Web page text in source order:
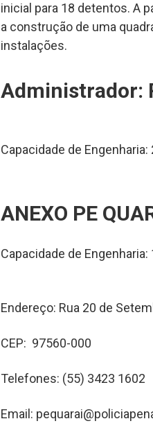
inicial para 18 detentos. A
a construção de uma
instalações.
Administrador:
Capacidade de Engenharia:
ANEXO PE
Capacidade de Engenharia:
Endereço: Rua 20 de
CEP: 97560-000
Telefones: (55) 3423 1602
Email: